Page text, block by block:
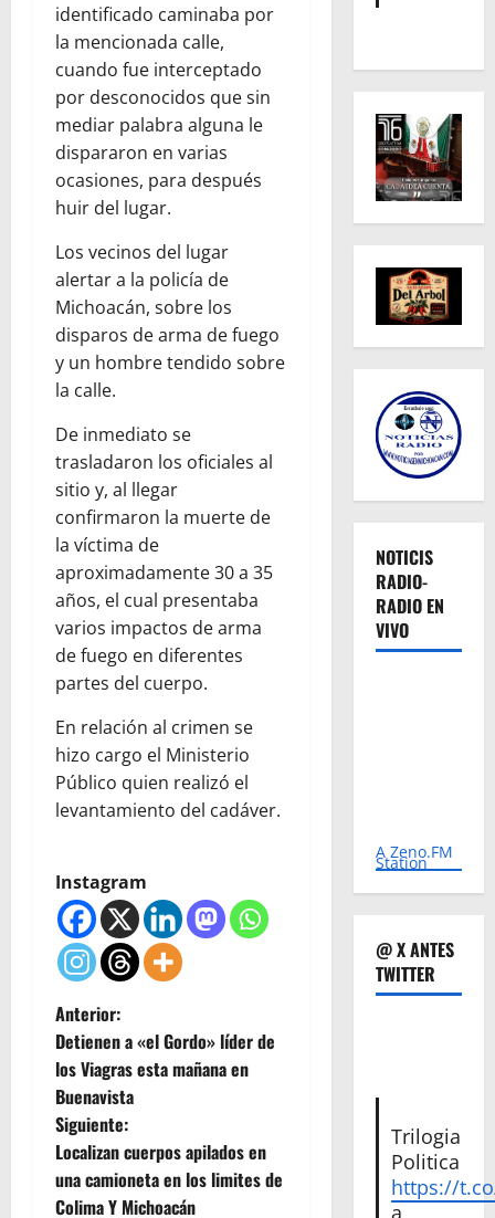
identificado caminaba por
la mencionada calle,
cuando fue interceptado
por desconocidos que sin
mediar palabra alguna le
dispararon en varias
ocasiones, para después
huir del lugar.
Los vecinos del lugar
alertar a la policía de
Michoacán, sobre los
disparos de arma de fuego
y un hombre tendido sobre
la calle.
De inmediato se
trasladaron los oficiales al
sitio y, al llegar
confirmaron la muerte de
la víctima de
aproximadamente 30 a 35
años, el cual presentaba
varios impactos de arma
de fuego en diferentes
partes del cuerpo.
En relación al crimen se
hizo cargo el Ministerio
Público quien realizó el
levantamiento del cadáver.
Instagram
N
a
v
e
g
Anterior:
Detienen a «el Gordo» líder de
los Viagras esta mañana en
Buenavista
Siguiente:
Localizan cuerpos apilados en
una camioneta en los limites de
Colima Y Michoacán
NOTICIS
RADIO-
RADIO EN
VIVO
A Zeno.FM
Station
@ X ANTES
TWITTER
Trilogia
Politica
https://